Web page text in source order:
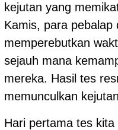
kejutan yang
Kamis, para pebalap
memperebutkan
sejauh mana
mereka. Hasil tes
memunculkan
Hari pertama tes